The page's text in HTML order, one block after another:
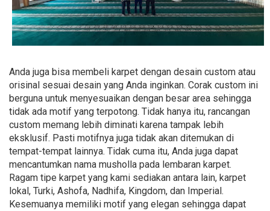
Anda juga bisa membeli karpet dengan desain custom atau
orisinal sesuai desain yang Anda inginkan. Corak custom ini
berguna untuk menyesuaikan dengan besar area sehingga
tidak ada motif yang terpotong. Tidak hanya itu, rancangan
custom memang lebih diminati karena tampak lebih
eksklusif. Pasti motifnya juga tidak akan ditemukan di
tempat-tempat lainnya. Tidak cuma itu, Anda juga dapat
mencantumkan nama musholla pada lembaran karpet.
Ragam tipe karpet yang kami sediakan antara lain, karpet
lokal, Turki, Ashofa, Nadhifa, Kingdom, dan Imperial.
Kesemuanya memiliki motif yang elegan sehingga dapat